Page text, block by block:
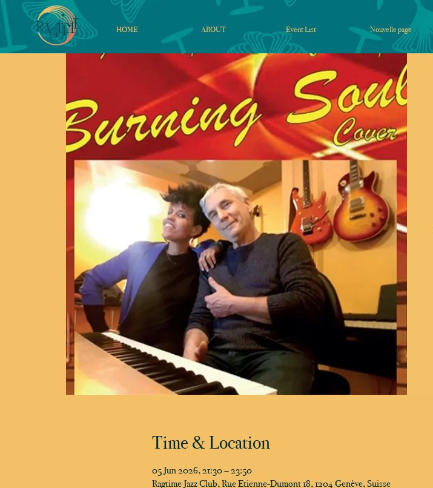
HOME ABOUT Event List Nouvelle page
Time & Location
05 Jun 2026, 21:30 – 23:50
Ragtime Jazz Club, Rue Etienne-Dumont 18, 1204 Genève, Suisse